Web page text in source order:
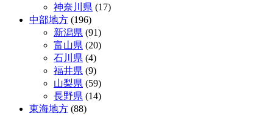
神奈川県 (17)
中部地方 (196)
新潟県 (91)
富山県 (20)
石川県 (4)
福井県 (9)
山梨県 (59)
長野県 (14)
東海地方 (88)